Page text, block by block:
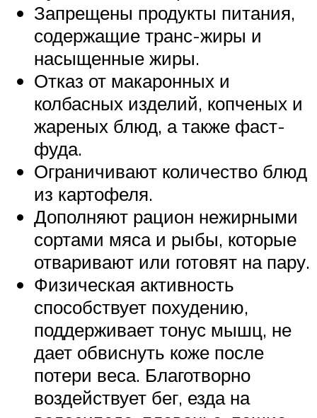
Запрещены продукты питания,
содержащие транс-жиры и
насыщенные жиры.
Отказ от макаронных и
колбасных изделий, копченых и
жареных блюд, а также фаст-
фуда.
Ограничивают количество блюд
из картофеля.
Дополняют рацион нежирными
сортами мяса и рыбы, которые
отваривают или готовят на пару.
Физическая активность
способствует похудению,
поддерживает тонус мышц, не
дает обвиснуть коже после
потери веса. Благотворно
воздействует бег, езда на